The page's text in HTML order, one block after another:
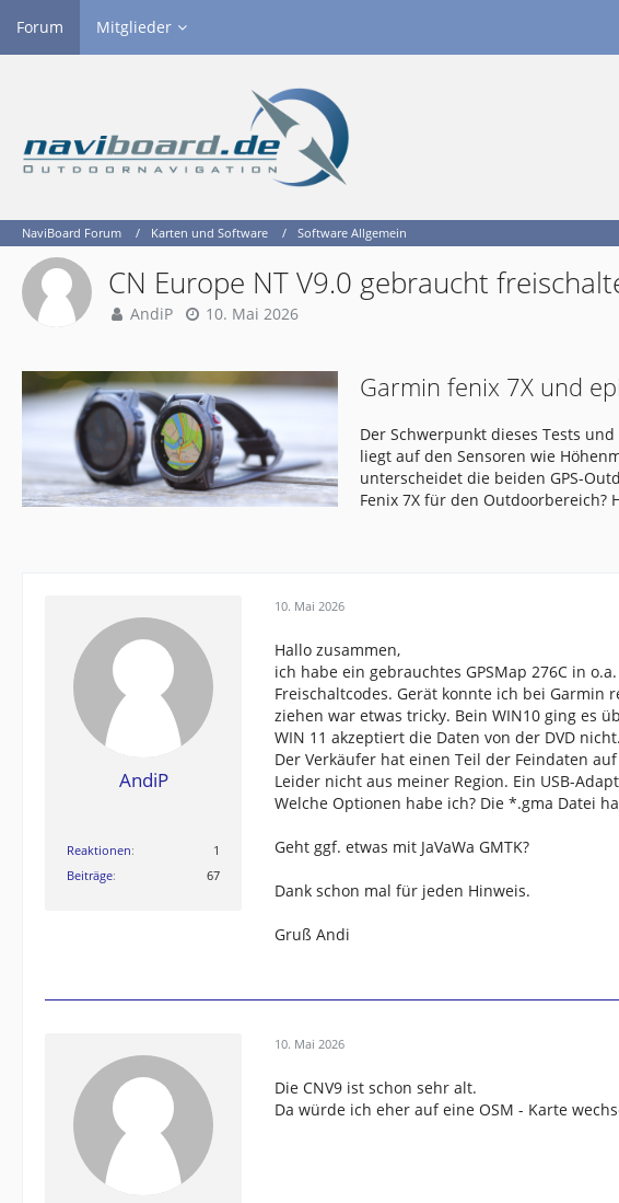
Forum Mitglieder
NaviBoard Forum Karten und Software Software Allgemein
CN Europe NT V9.0 gebraucht
AndiP 10. Mai 2026
Garmin fenix 7X und
Der Schwerpunkt dieses Tests
liegt auf den Sensoren wie
unterscheidet die beiden GPS-
Fenix 7X für den Outdoorbereich?
AndiP
Reaktionen
1
Beiträge
67
10. Mai 2026
Hallo zusammen,
ich habe ein gebrauchtes GPSMap 276C in
Freischaltcodes. Gerät konnte ich bei Garmin
ziehen war etwas tricky. Bein WIN10 ging es
WIN 11 akzeptiert die Daten von der DVD
Der Verkäufer hat einen Teil der Feindaten
Leider nicht aus meiner Region. Ein USB-
Welche Optionen habe ich? Die *.gma Datei
Geht ggf. etwas mit JaVaWa GMTK?
Dank schon mal für jeden Hinweis.
Gruß Andi
10. Mai 2026
Die CNV9 ist schon sehr alt.
Da würde ich eher auf eine OSM - Karte